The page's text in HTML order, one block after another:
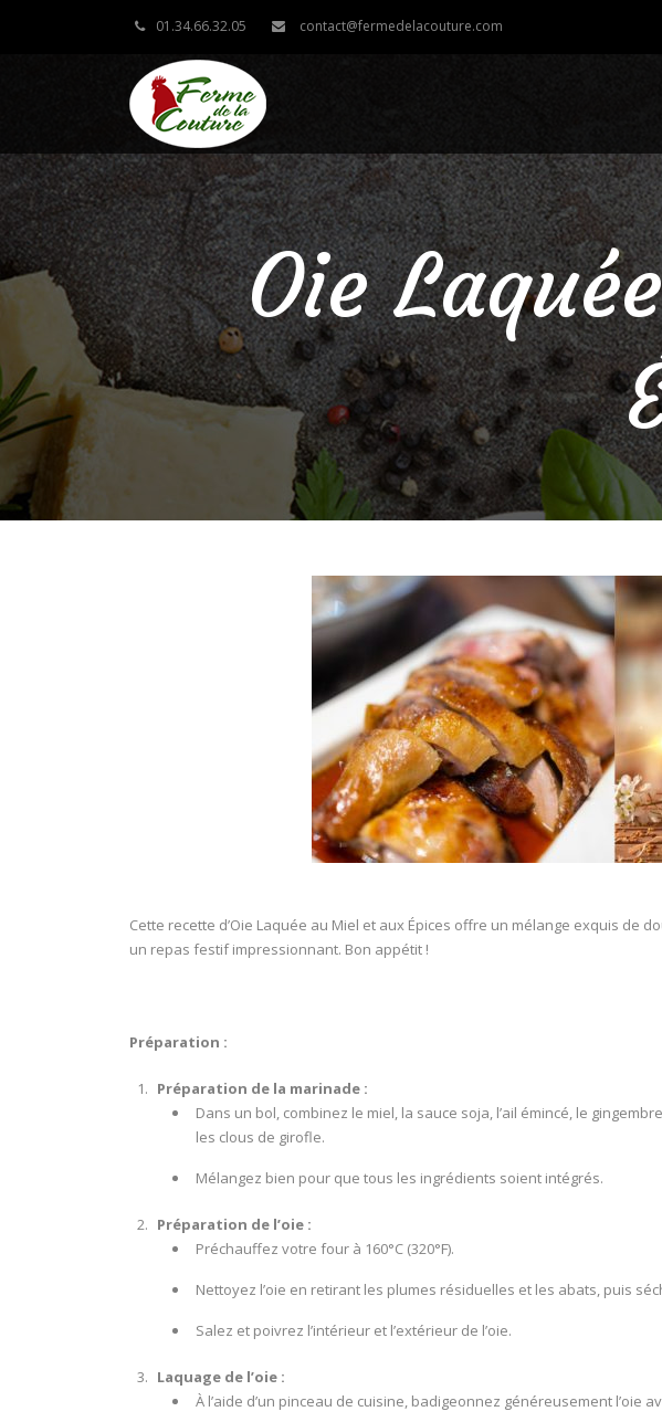
01.34.66.32.05 contact@fermedelacouture.com
Oie
Cette recette d’Oie Laquée au Miel et aux Épices offre un mélange exquis de
un repas festif impressionnant. Bon appétit !
Préparation :
Préparation de la marinade :
Dans un bol, combinez le miel, la sauce soja, l’ail émincé, le
les clous de girofle.
Mélangez bien pour que tous les ingrédients soient intégrés.
Préparation de l’oie :
Préchauffez votre four à 160°C (320°F).
Nettoyez l’oie en retirant les plumes résiduelles et les abats, puis
Salez et poivrez l’intérieur et l’extérieur de l’oie.
Laquage de l’oie :
À l’aide d’un pinceau de cuisine, badigeonnez généreusement l’oie